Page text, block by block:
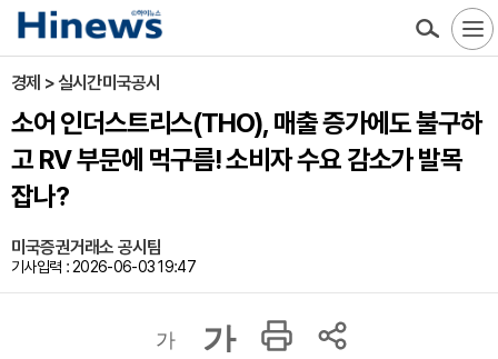
경제 > 실시간미국공시
소어 인더스트리스(THO), 매출 증가에도 불구하
고 RV 부문에 먹구름! 소비자 수요 감소가 발목
잡나?
미국증권거래소 공시팀
기사입력 : 2026-06-03 19:47
가 가